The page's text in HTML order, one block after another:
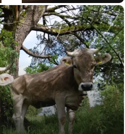
Übernachte in
und Almhütten und
►Jetzt Bauernhof mit
finden! …